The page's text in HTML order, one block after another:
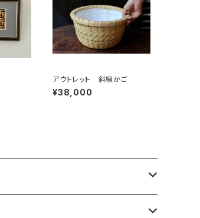
アウトレット 斜線かご
¥38,000